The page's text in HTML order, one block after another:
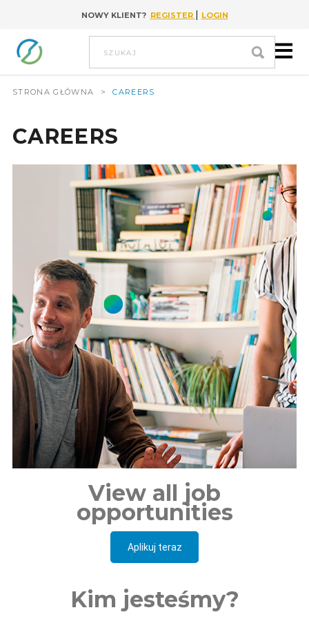
Go to contentNOWY KLIENT? REGISTER | LOGIN
szukaj
STRONA GŁÓWNA > CAREERS
CAREERS
View all job
opportunities
Aplikuj teraz
Kim jesteśmy?